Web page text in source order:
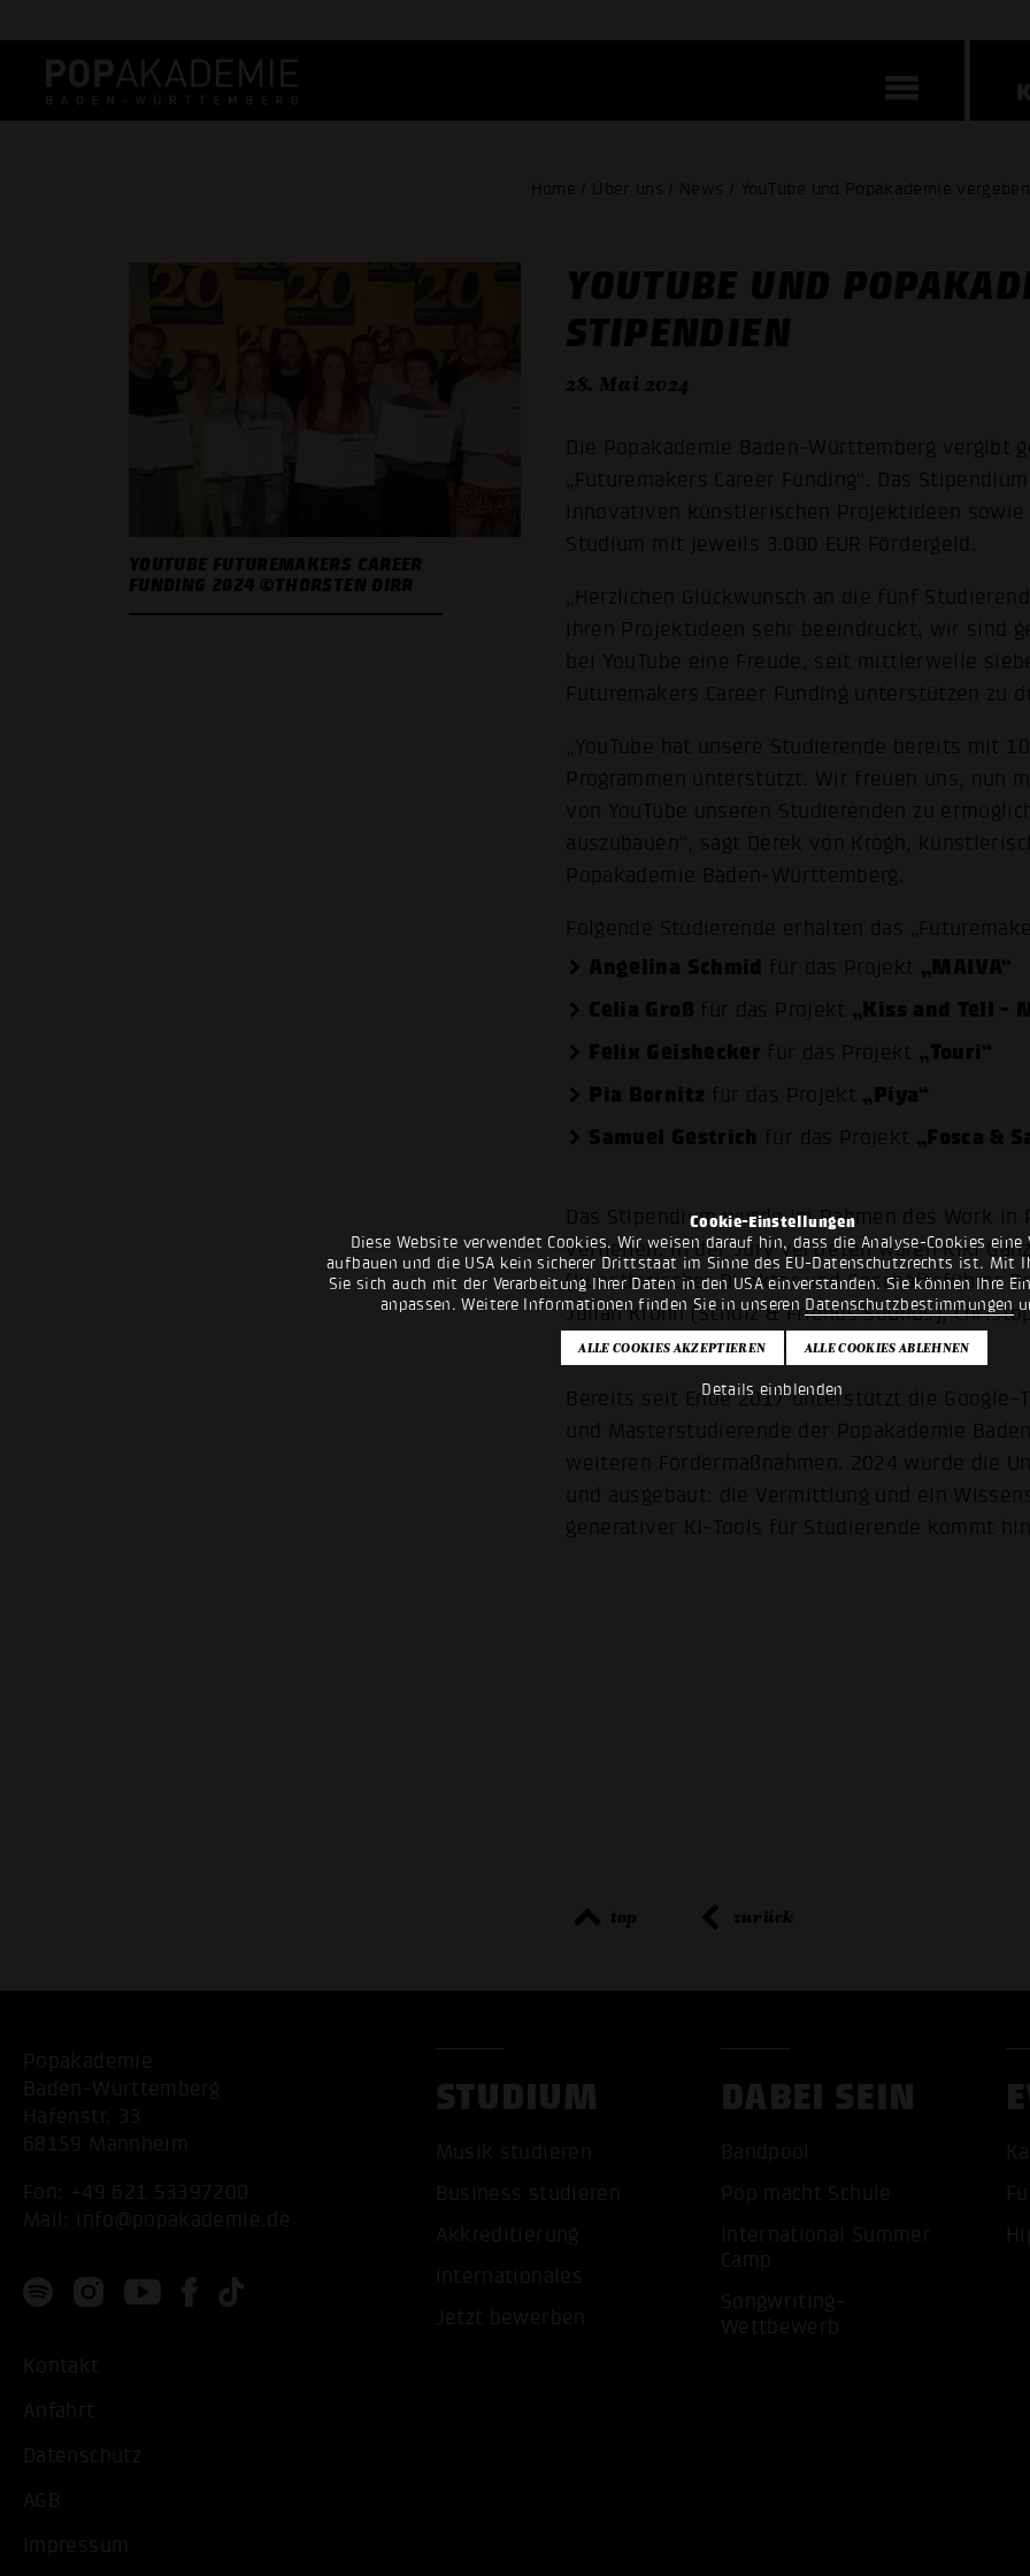
Cookie-Einstellungen
Diese Website verwendet Cookies. Wir weisen darauf hin, dass die Analyse-Cookies eine
aufbauen und die USA kein sicherer Drittstaat im Sinne des EU-Datenschutzrechts ist. Mit
Sie sich auch mit der Verarbeitung Ihrer Daten in den USA einverstanden. Sie können Ihre
anpassen. Weitere Informationen finden Sie in unserenDatenschutzbestimmungen
Details einblenden
Home / Über uns / News / YouTube und Popakademie
YOUTUBE FUTUREMAKERS CAREER
FUNDING 2024 ©THORSTEN DIRR
YOUTUBE UND
STIPENDIEN
28. Mai 2024
Die Popakademie Baden-Württemberg vergibt
„Futuremakers Career Funding“. Das
innovativen künstlerischen Projektideen
Studium mit jeweils 3.000 EUR Fördergeld.
„Herzlichen Glückwunsch an die fünf
ihren Projektideen sehr beeindruckt, wir sind
bei YouTube eine Freude, seit mittlerweile
Futuremakers Career Funding unterstützen zu
„YouTube hat unsere Studierende bereits mit
Programmen unterstützt. Wir freuen uns, nun
von YouTube unseren Studierenden zu
auszubauen“, sagt Derek von Krogh,
Popakademie Baden-Württemberg.
Folgende Studierende erhalten das
Angelina Schmid für das Projekt „MAIVA“
Celia Groß für das Projekt „Kiss and Tell -
Felix Geishecker für das Projekt „Touri“
Pia Bornitz für das Projekt „Piya“
Samuel Gestrich für das Projekt „Fosca &
Das Stipendium wurde im Rahmen des Work in
verliehen. In der Jury vertreten waren Kiki
(künstlerischer Direktor und Geschäftsführer
Julian Krohn (Scholz & Friends Sounds),
(IRRSINN Tonträger GmbH).
Bereits seit Ende 2017 unterstützt die Google-
und Masterstudierende der Popakademie
weiteren Fördermaßnahmen. 2024 wurde die
und ausgebaut: die Vermittlung und ein
generativer KI-Tools für Studierende kommt
top zurück
Popakademie
Baden-Württemberg
Hafenstr. 33
68159 Mannheim
Fon: +49 621 53397200
Mail: info@popakademie.de
Kontakt
Anfahrt
Datenschutz
AGB
Impressum
STUDIUM
Musik studieren
Business studieren
Akkreditierung
Internationales
Jetzt bewerben
DABEI SEIN
Bandpool
Pop macht Schule
International Summer
Camp
Songwriting-
Wettbewerb